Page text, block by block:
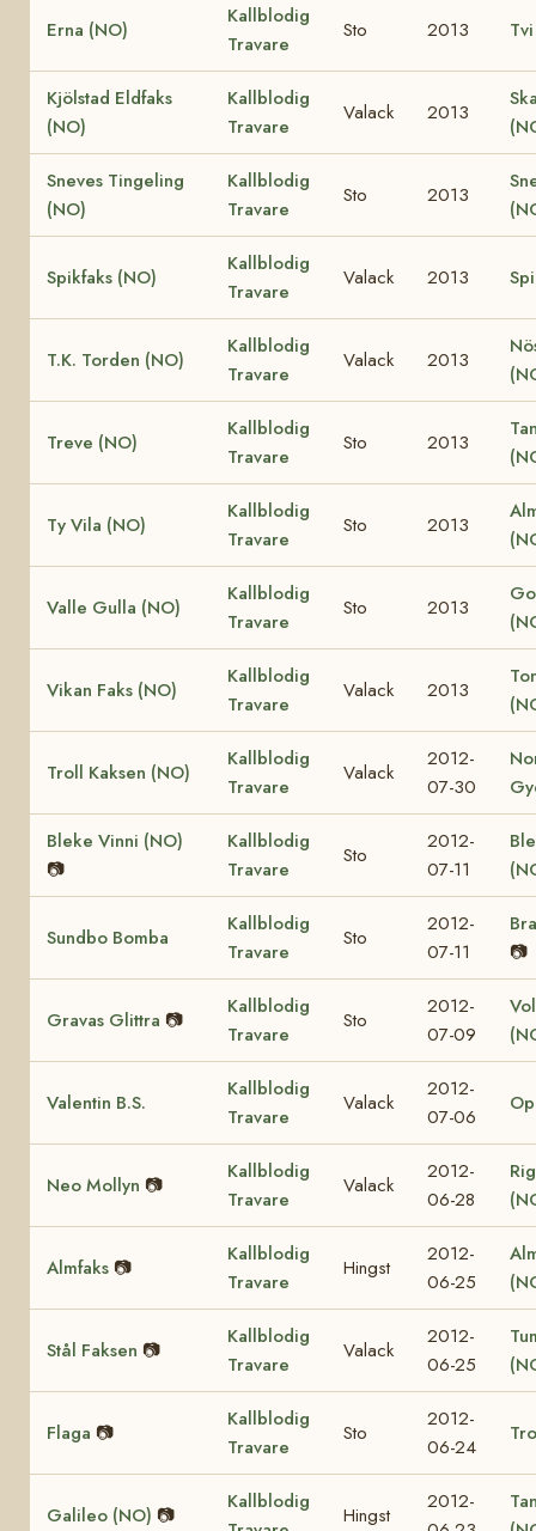
Erna (NO)
Kallblodig
Travare
Sto 2013
Kjölstad Eldfaks
(NO)
Kallblodig
Travare
Valack 2013
Sneves Tingeling
(NO)
Kallblodig
Travare
Sto 2013
Spikfaks (NO)
Kallblodig
Travare
Valack 2013
T.K. Torden (NO)
Kallblodig
Travare
Valack 2013
Treve (NO)
Kallblodig
Travare
Sto 2013
Ty Vila (NO)
Kallblodig
Travare
Sto 2013
Valle Gulla (NO)
Kallblodig
Travare
Sto 2013
Vikan Faks (NO)
Kallblodig
Travare
Valack 2013
Troll Kaksen (NO)
Kallblodig
Travare
Valack
2012-
07-30
Bleke Vinni (NO)
📷
Kallblodig
Travare
Sto
2012-
07-11
Sundbo Bomba
Kallblodig
Travare
Sto
2012-
07-11
📷
Gravas Glittra 📷
Kallblodig
Travare
Sto
2012-
07-09
Valentin B.S.
Kallblodig
Travare
Valack
2012-
07-06
Neo Mollyn 📷
Kallblodig
Travare
Valack
2012-
06-28
Almfaks 📷
Kallblodig
Travare
Hingst
2012-
06-25
Stål Faksen 📷
Kallblodig
Travare
Valack
2012-
06-25
Flaga 📷
Kallblodig
Travare
Sto
2012-
06-24
Galileo (NO) 📷
Kallblodig
Hingst
2012-